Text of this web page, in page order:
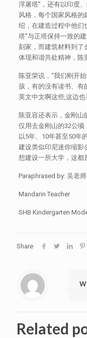
浮屠塔”，还有以印度
风格，每个国家风格的
绍，在建造过程中他们
塔”与正塔保持一致的
刻家，而建筑材料到了
体现和谐共处精神，陈
陈亚荣说，“我们刚开
孩，有的没有读书、有
英文中文啊这些,这边
陈亚容还表示，金刚山
仅用去金刚山的32公
以5年、10年甚至50年
建设类似印尼迷你缩影
想建设一所大学，这都
Paraphrased by: 吴老
Mandarin Teacher
SHB Kindergarten
Share
Related